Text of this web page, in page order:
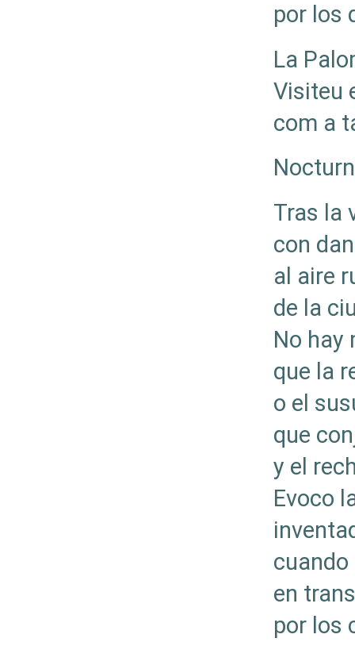
por los
La
Visiteu
com a
Tras la
con
al aire
de la
No hay
que la
o el
que
y el
Evoco
en
por los